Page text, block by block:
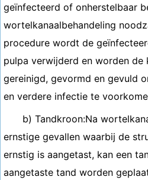
geïnfecteerd of onherstelbaar
wortelkanaalbehandeling
procedure wordt de
pulpa verwijderd en worden de
gereinigd, gevormd en gevuld
en verdere infectie te
b) Tandkroon:Na
ernstige gevallen waarbij de
ernstig is aangetast, kan een
aangetaste tand worden